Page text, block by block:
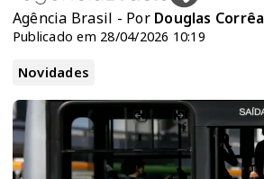
Agência Brasil - Por Douglas Corrêa
Publicado em 28/04/2026 10:19
Novidades